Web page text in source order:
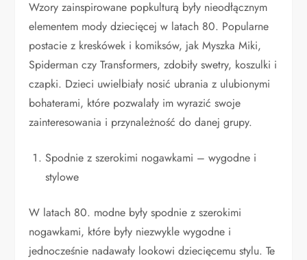
Wzory zainspirowane popkulturą były nieodłącznym
elementem mody dziecięcej w latach 80. Popularne
postacie z kreskówek i komiksów, jak Myszka Miki,
Spiderman czy Transformers, zdobiły swetry, koszulki i
czapki. Dzieci uwielbiały nosić ubrania z ulubionymi
bohaterami, które pozwalały im wyrazić swoje
zainteresowania i przynależność do danej grupy.
Spodnie z szerokimi nogawkami – wygodne i
stylowe
W latach 80. modne były spodnie z szerokimi
nogawkami, które były niezwykle wygodne i
jednocześnie nadawały lookowi dziecięcemu stylu. Te